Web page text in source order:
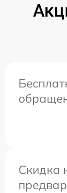
Скидка